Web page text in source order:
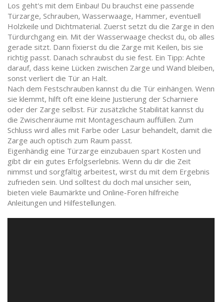
Los geht's mit dem Einbau! Du brauchst eine passende
Türzarge, Schrauben, Wasserwaage, Hammer, eventuell
Holzkeile und Dichtmaterial. Zuerst setzt du die Zarge in den
Türdurchgang ein. Mit der Wasserwaage checkst du, ob alles
gerade sitzt. Dann fixierst du die Zarge mit Keilen, bis sie
richtig passt. Danach schraubst du sie fest. Ein Tipp: Achte
darauf, dass keine Lücken zwischen Zarge und Wand bleiben,
sonst verliert die Tür an Halt.
Nach dem Festschrauben kannst du die Tür einhängen. Wenn
sie klemmt, hilft oft eine kleine Justierung der Scharniere
oder der Zarge selbst. Für zusätzliche Stabilität kannst du
die Zwischenräume mit Montageschaum auffüllen. Zum
Schluss wird alles mit Farbe oder Lasur behandelt, damit die
Zarge auch optisch zum Raum passt.
Eigenhändig eine Türzarge einzubauen spart Kosten und
gibt dir ein gutes Erfolgserlebnis. Wenn du dir die Zeit
nimmst und sorgfältig arbeitest, wirst du mit dem Ergebnis
zufrieden sein. Und solltest du doch mal unsicher sein,
bieten viele Baumärkte und Online-Foren hilfreiche
Anleitungen und Hilfestellungen.